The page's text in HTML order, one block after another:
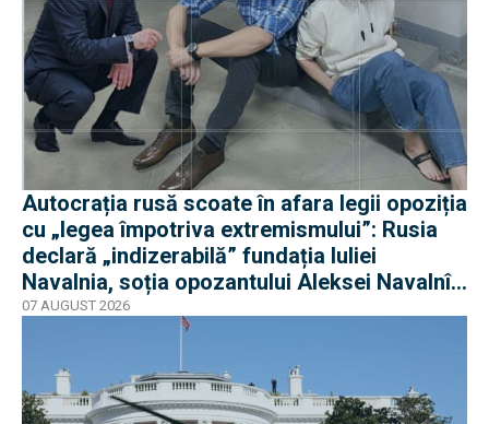
Autocrația rusă scoate în afara legii opoziția
cu „legea împotriva extremismului”: Rusia
declară „indizerabilă” fundația Iuliei
Navalnia, soția opozantului Aleksei Navalnîi,
ucis în închisorile siberiene
07 AUGUST 2026